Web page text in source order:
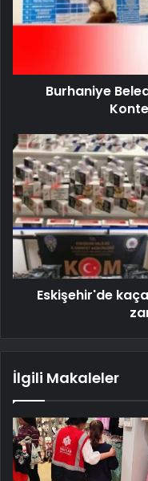
Burhaniye
Eskişehir'de
İlgili Makaleler